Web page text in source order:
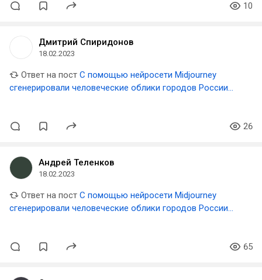
10
Дмитрий Спиридонов
18.02.2023
Ответ на пост С помощью нейросети Midjourney
сгенерировали человеческие облики городов России
26
Андрей Теленков
18.02.2023
Ответ на пост С помощью нейросети Midjourney
сгенерировали человеческие облики городов России
65